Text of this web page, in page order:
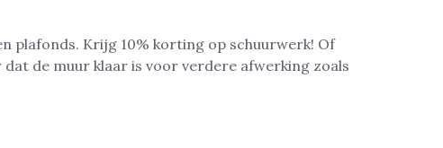
plafonds. Krijg 10% korting op schuurwerk! Of
de muur klaar is voor verdere afwerking zoals